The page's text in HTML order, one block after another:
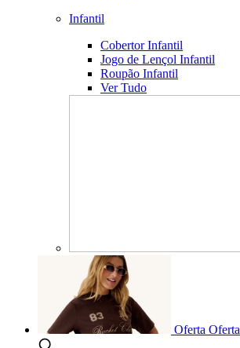
Infantil
Cobertor Infantil
Jogo de Lençol Infantil
Roupão Infantil
Ver Tudo
Oferta Oferta